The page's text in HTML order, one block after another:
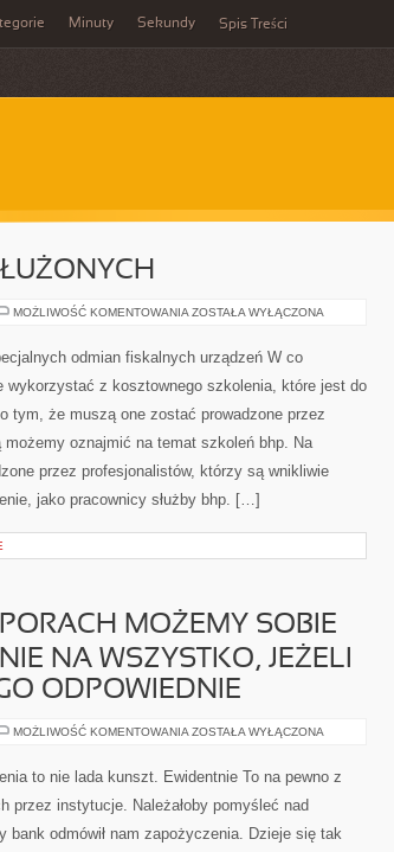
Minuty Sekundy Spis Treści
MOŻLIWOŚĆ KOMENTOWANIA POŻYCZKA
ZOSTAŁA WYŁĄCZONA
odmian fiskalnych urządzeń W co
z kosztownego szkolenia, które jest do
tym, że muszą one zostać prowadzone przez
oznajmić na temat szkoleń bhp. Na
przez profesjonalistów, którzy są wnikliwie
jako pracownicy służby bhp. […]
MOŻEMY SOBIE
NA WSZYSTKO, JEŻELI
ODPOWIEDNIE
MOŻLIWOŚĆ KOMENTOWANIA W
MOŻEMY
SOBIE
DOSŁOWNIE
WSZYSTKO,
ZOSTAŁA WYŁĄCZONA
to nie lada kunszt. Ewidentnie To na pewno z
przez instytucje. Należałoby pomyśleć nad
odmówił nam zapożyczenia. Dzieje się tak